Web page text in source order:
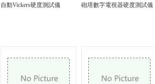
自動Vickers硬度測試儀
砲塔數字電視器硬度測試儀